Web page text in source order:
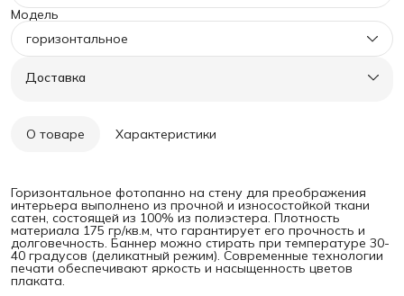
Модель
горизонтальное
Доставка
О товаре Характеристики
Горизонтальное фотопанно на стену для преображения
интерьера выполнено из прочной и износостойкой ткани
сатен, состоящей из 100% из полиэстера. Плотность
материала 175 гр/кв.м, что гарантирует его прочность и
долговечность. Баннер можно стирать при температуре 30-
40 градусов (деликатный режим). Современные технологии
печати обеспечивают яркость и насыщенность цветов
плаката.